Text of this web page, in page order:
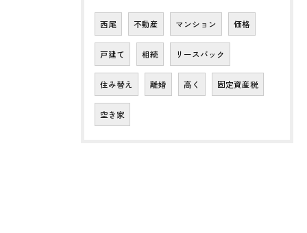
西尾 不動産 マンション 価格
戸建て 相続 リースバック
住み替え 離婚 高く 固定資産税
空き家